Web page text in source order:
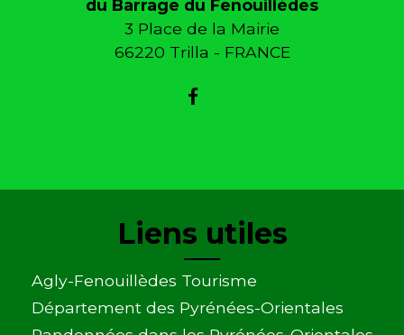
du Barrage du Fenouillèdes
3 Place de la Mairie
66220 Trilla - FRANCE
Liens utiles
Agly-Fenouillèdes Tourisme
Département des Pyrénées-Orientales